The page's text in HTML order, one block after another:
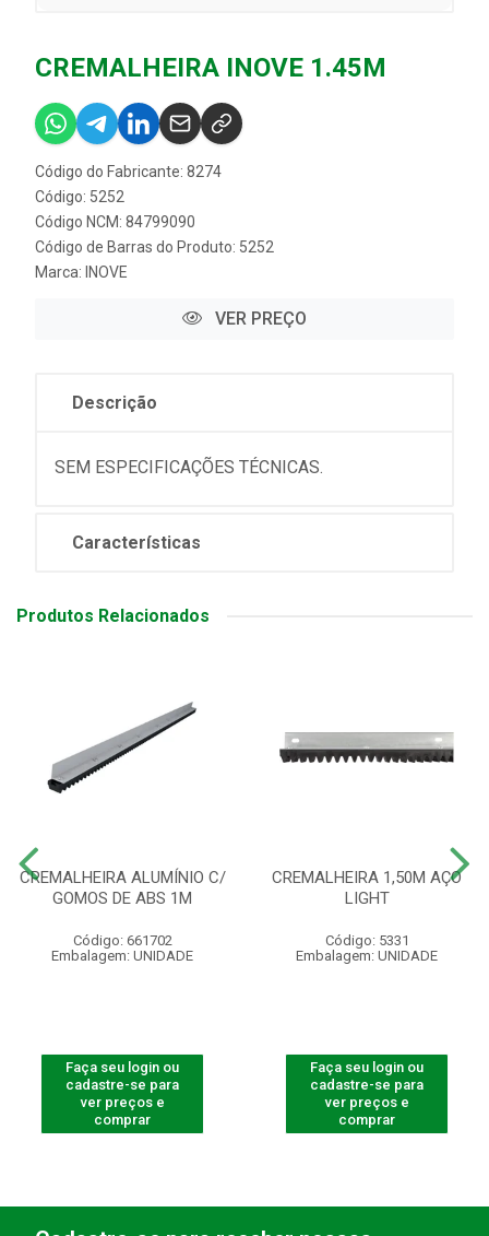
CREMALHEIRA INOVE 1.45M
Código do Fabricante: 8274
Código: 5252
Código NCM: 84799090
Código de Barras do Produto: 5252
Marca: INOVE
VER PREÇO
Descrição
SEM ESPECIFICAÇÕES TÉCNICAS.
Características
Produtos Relacionados
CREMALHEIRA ALUMÍNIO C/
GOMOS DE ABS 1M
Código: 661702
Embalagem: UNIDADE
Faça seu login ou
cadastre-se para
ver preços e
comprar
CREMALHEIRA 1,50M AÇO
LIGHT
Código: 5331
Embalagem: UNIDADE
Faça seu login ou
cadastre-se para
ver preços e
comprar